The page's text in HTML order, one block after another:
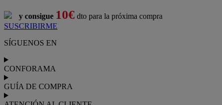
y consigue 10€ dto para la próxima compra
SUSCRIBIRME
SÍGUENOS EN
CONFORAMA
GUÍA DE COMPRA